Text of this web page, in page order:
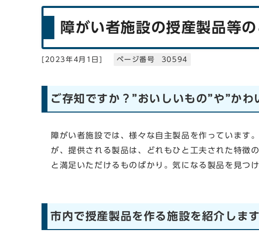
障がい者施設の授産製品等
2023年4月1日 ページ番号 30594
ご存知ですか？”おいしいもの”や”か
障がい者施設では、様々な自主製品を作っています
が、提供される製品は、どれもひと工夫された特徴
と満足いただけるものばかり。気になる製品を見つ
市内で授産製品を作る施設を紹介しま